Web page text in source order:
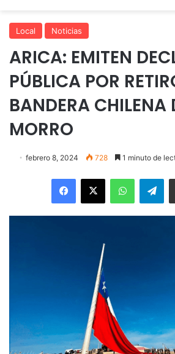
Local Noticias
ARICA: EMITEN
PÚBLICA POR
BANDERA CHILENA
MORRO
febrero 8, 2024 728 1 minuto de
Facebook
X WhatsApp